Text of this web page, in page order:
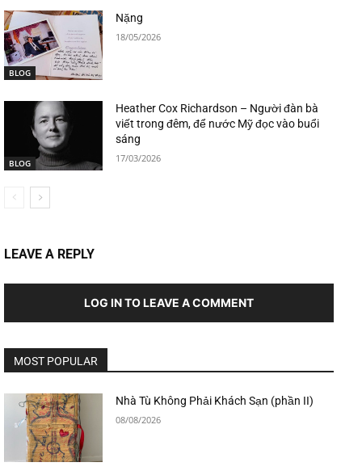
BLOG
Nặng
18/05/2026
BLOG
Heather Cox Richardson – Người đàn bà
viết trong đêm, để nước Mỹ đọc vào buổi
sáng
17/03/2026
LEAVE A REPLY
LOG IN TO LEAVE A COMMENT
MOST POPULAR
Nhà Tù Không Phải Khách Sạn (phần II)
08/08/2026